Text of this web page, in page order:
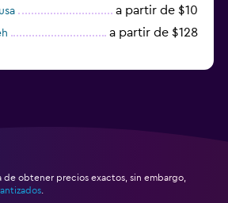
a partir de $10
a partir de $128
de obtener precios exactos, sin embargo,